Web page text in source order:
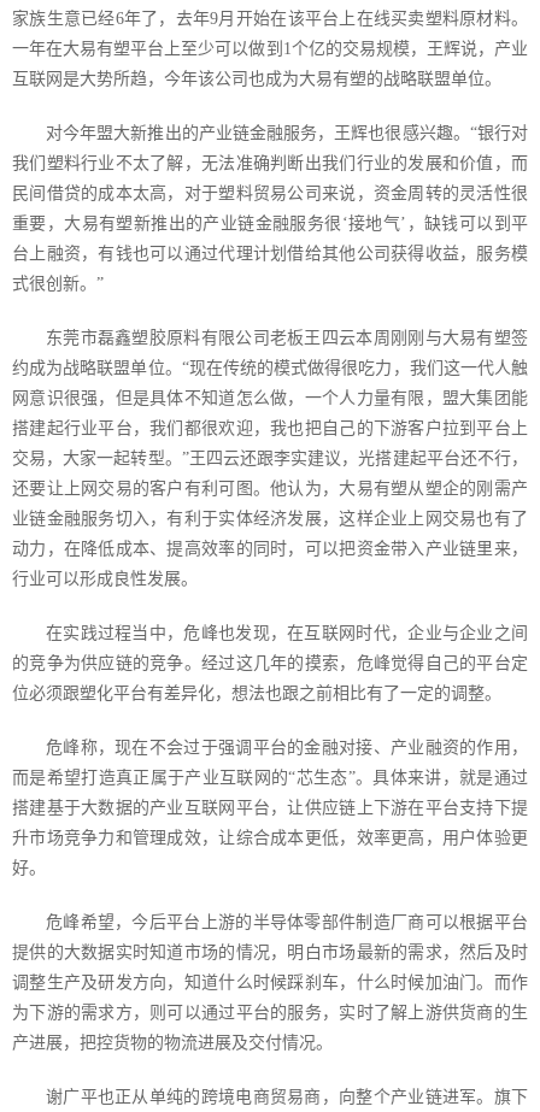
家族生意已经6年了，去年9月开始在该平台上在线买卖塑料原材料。
一年在大易有塑平台上至少可以做到 1个亿的交易规模，王辉说，产业
互联网是大势所趋，今年该公司也成为大易有塑的战略联盟单位。
对今年盟大新推出的产业链金融服务，王辉也很感兴趣。“银行对
我们塑料行业不太了解，无法准确判断出我们行业的发展和价值，而
民间借贷的成本太高，对于塑料贸易公司来说，资金周转的灵活性很
重要，大易有塑新推出的产业链金融服务很‘接地气’，缺钱可以到平
台上融资，有钱也可以通过代理计划借给其他公司获得收益，服务模
式很创新。”
东莞市磊鑫塑胶原料有限公司老板王四云本周刚刚与大易有塑签
约成为战略联盟单位。“现在传统的模式做得很吃力，我们这一代人触
网意识很强，但是具体不知道怎么做，一个人力量有限，盟大集团能
搭建起行业平台，我们都很欢迎，我也把自己的下游客户拉到平台上
交易，大家一起转型。”王四云还跟李实建议，光搭建起平台还不行，
还要让上网交易的客户有利可图。他认为，大易有塑从塑企的刚需产
业链金融服务切入，有利于实体经济发展，这样企业上网交易也有了
动力，在降低成本、提高效率的同时，可以把资金带入产业链里来，
行业可以形成良性发展。
在实践过程当中，危峰也发现，在互联网时代，企业与企业之间
的竞争为供应链的竞争。经过这几年的摸索，危峰觉得自己的平台定
位必须跟塑化平台有差异化，想法也跟之前相比有了一定的调整。
危峰称，现在不会过于强调平台的金融对接、产业融资的作用，
而是希望打造真正属于产业互联网的“芯生态”。具体来讲，就是通过
搭建基于大数据的产业互联网平台，让供应链上下游在平台支持下提
升市场竞争力和管理成效，让综合成本更低，效率更高，用户体验更
好。
危峰希望，今后平台上游的半导体零部件制造厂商可以根据平台
提供的大数据实时知道市场的情况，明白市场最新的需求，然后及时
调整生产及研发方向，知道什么时候踩刹车，什么时候加油门。而作
为下游的需求方，则可以通过平台的服务，实时了解上游供货商的生
产进展，把控货物的物流进展及交付情况。
谢广平也正从单纯的跨境电商贸易商，向整个产业链进军。旗下